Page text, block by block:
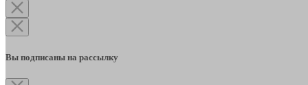
Вы подписаны на рассылку